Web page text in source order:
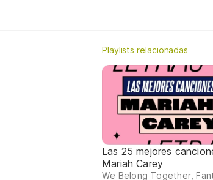
Playlists relacionadas
Las 25 mejores
Mariah Carey
We Belong Together,